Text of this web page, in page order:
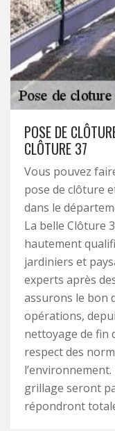
POSE DE
CLÔTURE 37
Vous pouvez
pose de clôture
dans le
La belle Clôture
hautement
jardiniers et
experts après
assurons le bon
opérations,
nettoyage de fin
respect des
grillage seront
répondront